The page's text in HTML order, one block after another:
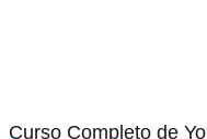
Curso Completo de